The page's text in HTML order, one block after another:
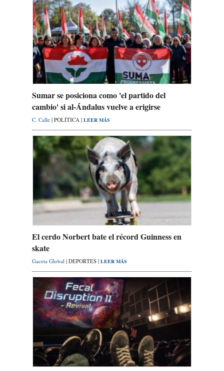
Sumar se posiciona como 'el partido del
cambio' si al-Ándalus vuelve a erigirse
C. Calle | POLÍTICA | LEER MÁS
El cerdo Norbert bate el récord Guinness en
skate
Gaceta Global | DEPORTES | LEER MÁS